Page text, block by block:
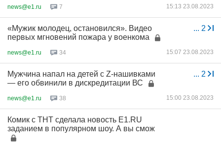
news@e1.ru 7 15:13 23.08.2023
... 2
«Мужик молодец, остановился». Видео
первых мгновений пожара у военкома
news@e1.ru 34 15:07 23.08.2023
... 2
Мужчина напал на детей с Z-нашивками
— его обвинили в дискредитации ВС
news@e1.ru 38 15:00 23.08.2023
Комик с ТНТ сделала новость E1.RU
заданием в популярном шоу. А вы смож